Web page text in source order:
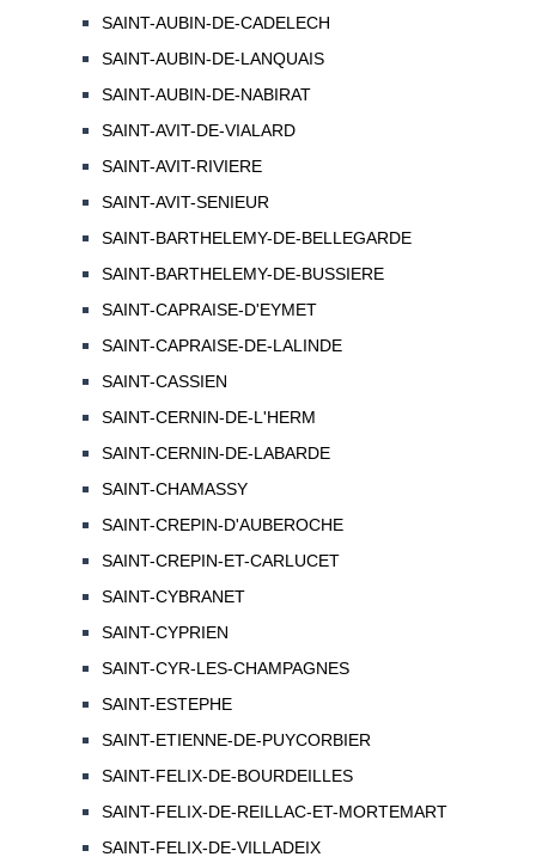
SAINT-AUBIN-DE-CADELECH
SAINT-AUBIN-DE-LANQUAIS
SAINT-AUBIN-DE-NABIRAT
SAINT-AVIT-DE-VIALARD
SAINT-AVIT-RIVIERE
SAINT-AVIT-SENIEUR
SAINT-BARTHELEMY-DE-BELLEGARDE
SAINT-BARTHELEMY-DE-BUSSIERE
SAINT-CAPRAISE-D'EYMET
SAINT-CAPRAISE-DE-LALINDE
SAINT-CASSIEN
SAINT-CERNIN-DE-L'HERM
SAINT-CERNIN-DE-LABARDE
SAINT-CHAMASSY
SAINT-CREPIN-D'AUBEROCHE
SAINT-CREPIN-ET-CARLUCET
SAINT-CYBRANET
SAINT-CYPRIEN
SAINT-CYR-LES-CHAMPAGNES
SAINT-ESTEPHE
SAINT-ETIENNE-DE-PUYCORBIER
SAINT-FELIX-DE-BOURDEILLES
SAINT-FELIX-DE-REILLAC-ET-MORTEMART
SAINT-FELIX-DE-VILLADEIX